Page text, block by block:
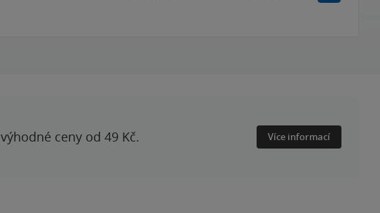
ceny od 49 Kč. Více informací